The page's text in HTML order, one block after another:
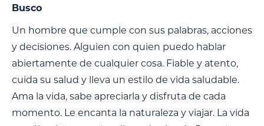
Busco
Un hombre que cumple con sus palabras, acciones
y decisiones. Alguien con quien puedo hablar
abiertamente de cualquier cosa. Fiable y atento,
cuida su salud y lleva un estilo de vida saludable.
Ama la vida, sabe apreciarla y disfruta de cada
momento. Le encanta la naturaleza y viajar. La vida